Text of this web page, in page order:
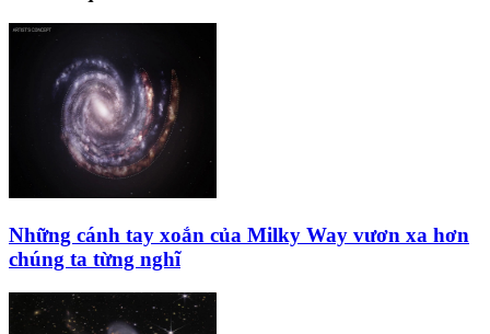
Những cánh tay xoắn của Milky Way vươn xa hơn
chúng ta từng nghĩ